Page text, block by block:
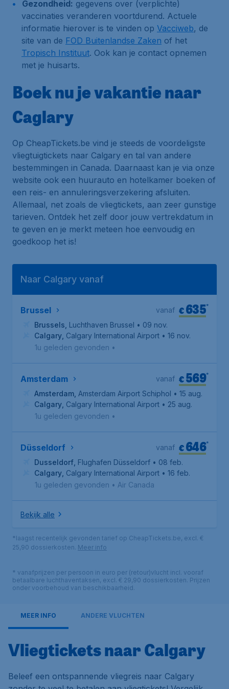
Gezondheid: gegevens over (verplichte)
vaccinaties veranderen voortdurend. Actuele
informatie hierover is te vinden op Vacciweb, de
site van de FOD Buitenlandse Zaken of het
Tropisch Instituut. Ook kan je contact opnemen
met je huisarts.
Boek nu je vakantie naar
Caglary
Op CheapTickets.be vind je steeds de voordeligste
vliegtuigtickets naar Calgary en tal van andere
bestemmingen in Canada. Daarnaast kan je via onze
website ook een huurauto en hotelkamer boeken of
een reis- en annuleringsverzekering afsluiten.
Allemaal, net zoals de vliegtickets, aan zeer gunstige
tarieven. Ontdek het zelf door jouw vertrekdatum in
te geven en je merkt meteen hoe eenvoudig en
goedkoop het is!
Naar Calgary vanaf
Brussel €635*
vanaf
Brussels Luchthaven Brussel • 09 nov.
Calgary Calgary International Airport • 16 nov.
1u geleden gevonden •
Amsterdam €569*
vanaf
Amsterdam Amsterdam Airport Schiphol • 15 aug.
Calgary Calgary International Airport • 25 aug.
1u geleden gevonden •
Düsseldorf €646*
vanaf
Dusseldorf Flughafen Düsseldorf • 08 feb.
Calgary Calgary International Airport • 16 feb.
1u geleden gevonden • Air Canada
Bekijk alle
*laagst recentelijk gevonden tarief op CheapTickets.be, excl. €
25,90 dossierkosten. Meer info
* vanafprijzen per persoon in euro per (retour)vlucht incl. vooraf
betaalbare luchthaventaksen, excl. € 29,90 dossierkosten. Prijzen
onder voorbehoud van beschikbaarheid.
MEER INFO ANDERE VLUCHTEN
Vliegtickets naar Calgary
Beleef een ontspannende vliegreis naar Calgary